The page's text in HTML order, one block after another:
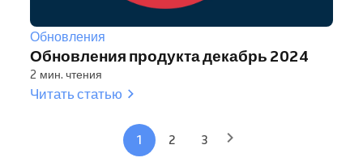
Обновления
Обновления продукта декабрь 2024
2 мин. чтения
Читать статью
1 2 3